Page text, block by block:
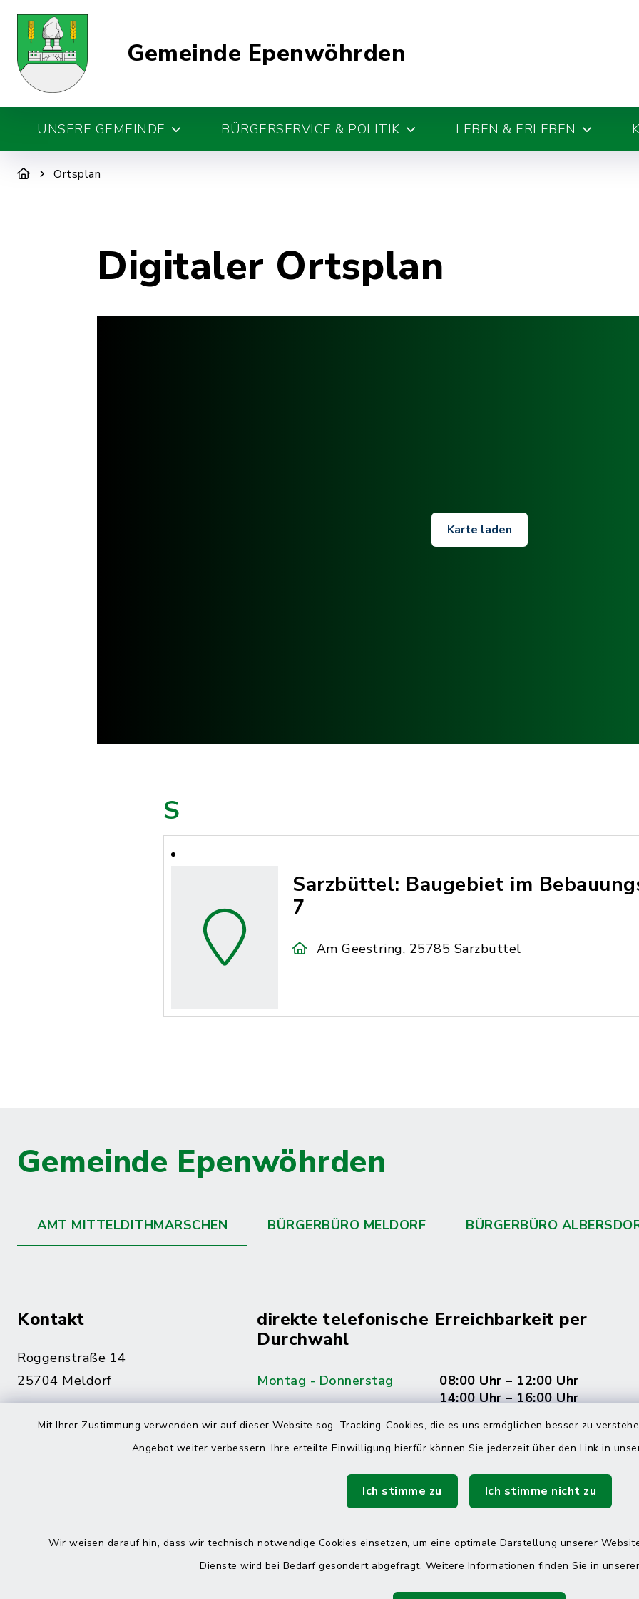
Mit Ihrer Zustimmung verwenden wir auf dieser Website sog. Tracking-Cookies, die es uns ermöglichen besser zu
Angebot weiter verbessern. Ihre erteilte Einwilligung hierfür können Sie jederzeit über den Link in
Ich stimme zu Ich stimme nicht zu
Wir weisen darauf hin, dass wir technisch notwendige Cookies einsetzen, um eine optimale Darstellung unserer
Dienste wird bei Bedarf gesondert abgefragt. Weitere Informationen finden Sie in
Gemeinde Epenwöhrden
UNSERE GEMEINDE BÜRGERSERVICE & POLITIK LEBEN & ERLEBEN
Ortsplan
Digitaler Ortsplan
Karte laden
S
Sarzbüttel: Baugebiet im
7
Am Geestring, 25785 Sarzbüttel
Gemeinde Epenwöhrden
AMT MITTELDITHMARSCHEN BÜRGERBÜRO MELDORF BÜRGERBÜRO
Kontakt
Roggenstraße 14
25704 Meldorf
04832 6065-215
direkte telefonische Erreichbarkeit per
Durchwahl
Montag - Donnerstag
08:00 Uhr – 12:00 Uhr
14:00 Uhr – 16:00 Uhr
Freitag
08:00 Uhr – 12:00 Uhr
Online-Terminvereinbarung
Haben Sie ein dringendes Anliegen, finden aber online
keinen zeitnahen Termin? Rufen Sie uns gerne unter der
Telefonnummer 04832 6065 0 an!